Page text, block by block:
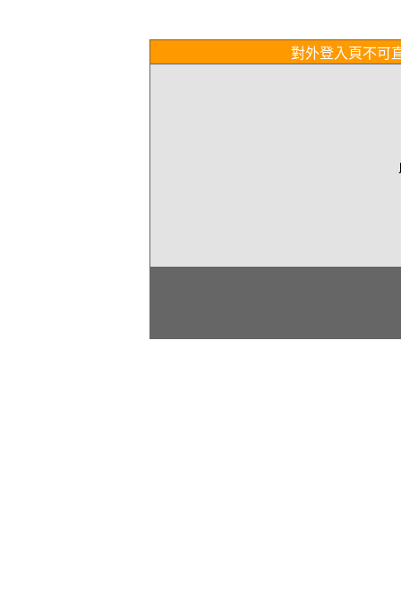
對外登入頁不可